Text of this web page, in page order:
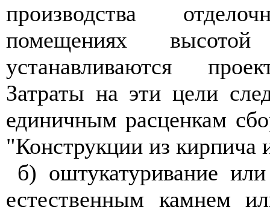
производства
помещениях
устанавливаются
Затраты на эти цели
единичным расценкам
"Конструкции из кирпича
б) оштукатуривание
естественным камнем